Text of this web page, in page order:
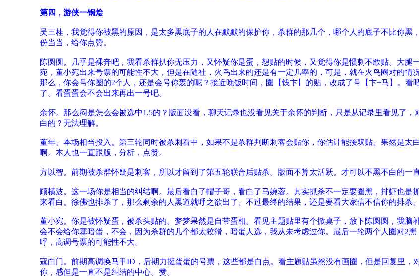
第四，游侠一锅烩
吴三桂，我觉得你被黑的原因，是太多黑底子的人在默默的保护你，杀群的那几个，哪个人的底子不比你
份当当，给你点赞。
陈圆圆。几乎是裸奔吧，我看杀群扒你无压力，又怀疑你是蛋，想贴的时候，又觉得你是惯刺不敢贴。大
宛，董小宛出来号票的可能性不大，但是在随社，火鸟出来的还是有一定几率的，可是，就在火鸟圈对的情
那么，你会号你圈的2个人，还是会号你轰的呢？接近晚饭时间，圈【钱卞】的贴，改成了号【卞+马】。
了。看蛋蛋会不会出来再出一号吧。
余怀。那么闷是怎么会被选中1.5的？版面没看，聊天记录也没看见关于余怀的判断，只是从记录里看见了
白的？无法理解。
董年。本场相当投入。第三轮同时被杀刺看中，如果不是杀群判断刺客会贴你，你估计能接双贴。果然是
啊。本人也一直跟版，分析，点赞。
方以智。前期被杀群怀疑是刺客，所以才留到了第五轮联合后贴杀。版面不算太活跃。才可以不黑不白的一
顾横波。这一场你是相当的纠结啊。最后看白了帽子哥，看白了马婉蓉。其实抓杀不一定要圈黑，排虾也
来看白。徐佛也排杀了，那么剩余的人黑道就呼之欲出了。不过最终的结果，还是要看大家信不信你的排杀。
董小宛。你是被怀疑蛋，被杀头贴的。梦梦果然是自带蛋相。看见主题贴里有个掀桌子，放下陈圆圆，我
会不会给你塞暗蛋，不会，因为杀群的几个都太狡猾，暗蛋人选，我从未考虑过你。最后一轮两个人圈对2
呼，高调号票的可能性不大。
寇白门。前期高调换马甲ID，后期力挺蛋蛋的号票，这些都是白点。看主题贴虽然没有画圈，但是回复里
你，感但是一直不是纠结的中心。赞。